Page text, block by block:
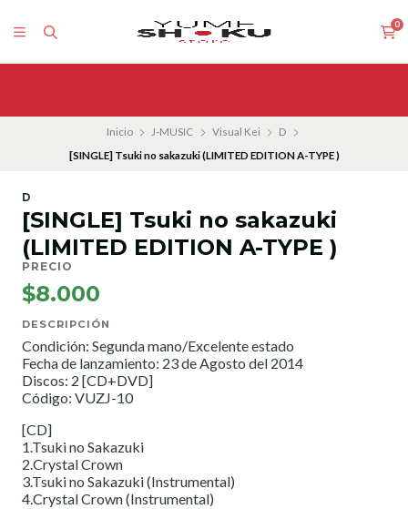
0
Inicio J-MUSIC Visual Kei
D
[SINGLE] Tsuki no sakazuki (LIMITED EDITION A-TYPE )
D
[SINGLE] Tsuki no sakazuki
(LIMITED EDITION A-TYPE )
PRECIO
$8.000
DESCRIPCIÓN
Condición: Segunda mano/Excelente estado
Fecha de lanzamiento: 23 de Agosto del 2014
Discos: 2 [CD+DVD]
Código: VUZJ-10
[CD]
1.Tsuki no Sakazuki
2.Crystal Crown
3.Tsuki no Sakazuki (Instrumental)
4.Crystal Crown (Instrumental)